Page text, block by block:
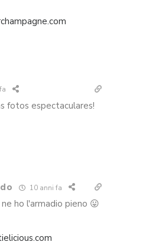
fotos espectaculares!
10 anni fa
ho l'armadio pieno 😛